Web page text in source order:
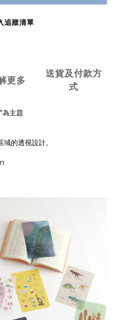
追蹤清單
更多
送貨及付款方
式
主題
的透視設計。